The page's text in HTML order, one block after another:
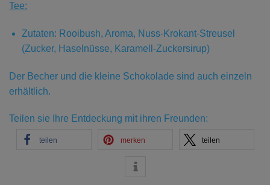
Tee:
Zutaten: Rooibush, Aroma, Nuss-Krokant-Streusel
(Zucker, Haselnüsse, Karamell-Zuckersirup)
Der Becher und die kleine Schokolade sind auch einzeln
erhältlich.
Teilen sie Ihre Entdeckung mit ihren Freunden:
teilen merken teilen